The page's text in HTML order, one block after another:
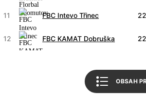
11 FBC Intevo Třinec 22
12 FBC KAMAT Dobruška 22
OBSAH
Florbal
Český